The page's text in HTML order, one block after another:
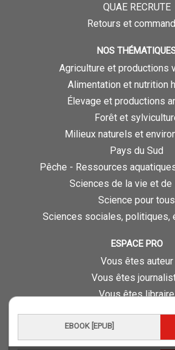
EBOOK [EPUB]
QUAE RECRUTE
Retours et
NOS
Agriculture et productions
Alimentation et nutrition
Élevage et productions
Forêt et
Milieux naturels et
Pays du Sud
Pêche - Ressources
Sciences de la vie et de
Science pour tous
Sciences sociales, politiques,
ESPACE PRO
Vous êtes auteur
Vous êtes
Vous êtes libraire
Foreign rights
Procédure